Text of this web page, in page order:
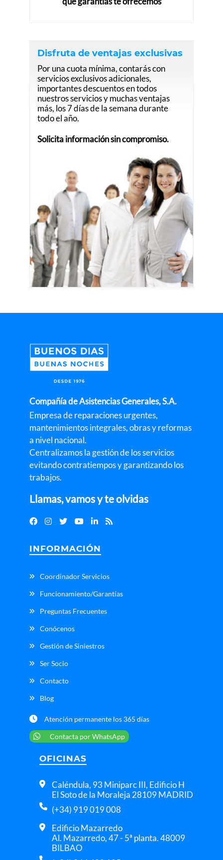
Disfruta de ventajas exclusivas
Por una cuota mínima, contarás con
servicios exclusivos adicionales,
importantes descuentos en todos
nuestros servicios y muchas ventajas
más, los 7 días de la semana durante
todo el año.
Solicita información sin compromiso.
Compañía de Asistencias Generales, S.A.
Empresa de reparaciones urgentes,
mantenimientos integrales, obras y reformas
a nivel nacional.
Centralizamos la gestión de los servicios
evitando contratiempos y garantizando los
trabajos.
Llamas, vamos y te olvidas
INFORMACIÓN
Coordinador Servicios
Funcionamiento/Garantías
Preguntas Frecuentes
Conócenos
Gestión de Siniestros
Ser Socio
Contacto
Blog
Atención permanente los 365 días
Contacta por WhatsApp
OFICINAS
Caléndula, 93 Miniparc III, Edificio H
El Soto de la Moraleja 28109 MADRID
(+34) 919 019 008
Edificio Mazarredo
Al. Mazarredo, 47 - 5ª planta. 48009
BILBAO